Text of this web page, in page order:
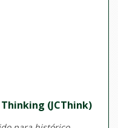
(JCThink)